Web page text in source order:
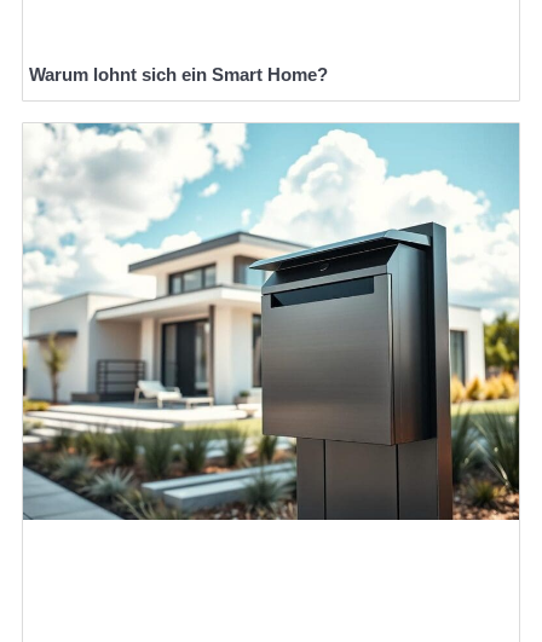
Warum lohnt sich ein Smart Home?